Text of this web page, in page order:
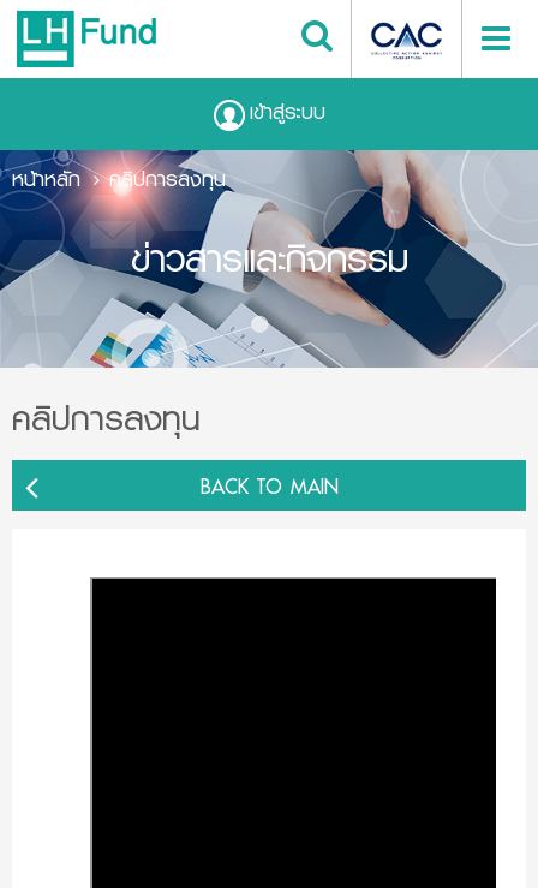
เข้าสู่ระบบ
ข่าวสารและกิจกรรม
หน้าหลัก คลิปการลงทุน
คลิปการลงทุน
BACK TO MAIN